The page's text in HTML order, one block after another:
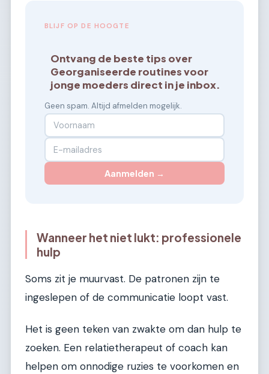
BLIJF OP DE HOOGTE
Ontvang de beste tips over
Georganiseerde routines voor
jonge moeders direct in je inbox.
Geen spam. Altijd afmelden mogelijk.
Aanmelden →
Wanneer het niet lukt: professionele
hulp
Soms zit je muurvast. De patronen zijn te
ingeslepen of de communicatie loopt vast.
Het is geen teken van zwakte om dan hulp te
zoeken. Een relatietherapeut of coach kan
helpen om onnodige ruzies te voorkomen en